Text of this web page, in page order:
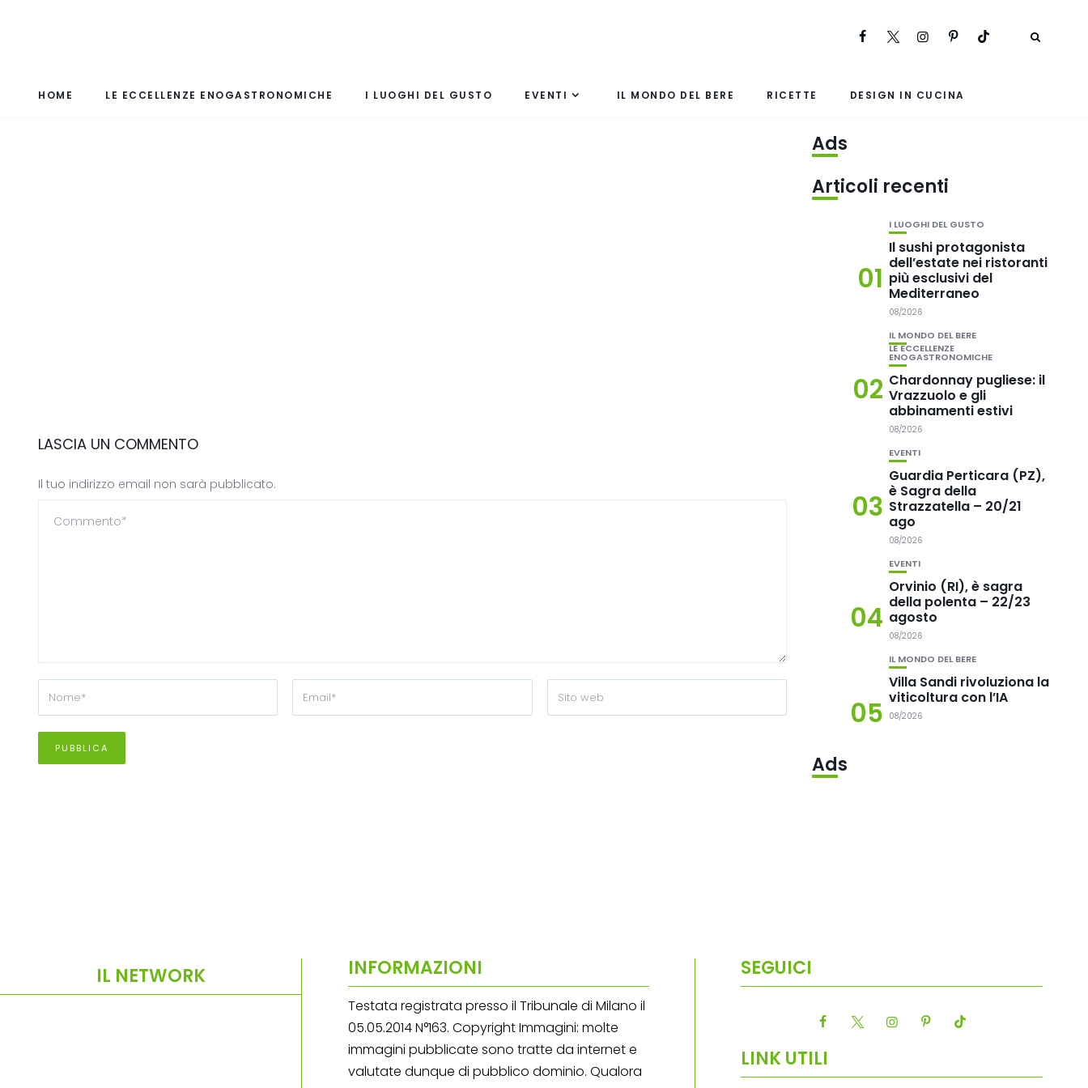
HOME LE ECCELLENZE ENOGASTRONOMICHE I LUOGHI DEL GUSTO EVENTI IL MONDO DEL BERE RICETTE DESIGN IN CUCINA
LASCIA UN COMMENTO
Il tuo indirizzo email non sarà pubblicato.
Ads
Articoli recenti
01
I LUOGHI DEL GUSTO
Il sushi protagonista
dell’estate nei ristoranti
più esclusivi del
Mediterraneo
08/2026
02
IL MONDO DEL BERE
LE ECCELLENZE
ENOGASTRONOMICHE
Chardonnay pugliese: il
Vrazzuolo e gli
abbinamenti estivi
08/2026
03
EVENTI
Guardia Perticara (PZ),
è Sagra della
Strazzatella – 20/21
ago
08/2026
04
EVENTI
Orvinio (RI), è sagra
della polenta – 22/23
agosto
08/2026
05
IL MONDO DEL BERE
Villa Sandi rivoluziona la
viticoltura con l’IA
08/2026
Ads
IL NETWORK INFORMAZIONI
Testata registrata presso il Tribunale di Milano il
05.05.2014 N°163. Copyright Immagini: molte
immagini pubblicate sono tratte da internet e
valutate dunque di pubblico dominio. Qualora
SEGUICI
LINK UTILI